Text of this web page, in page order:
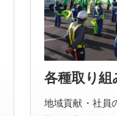
各種取り組
地域貢献・社員